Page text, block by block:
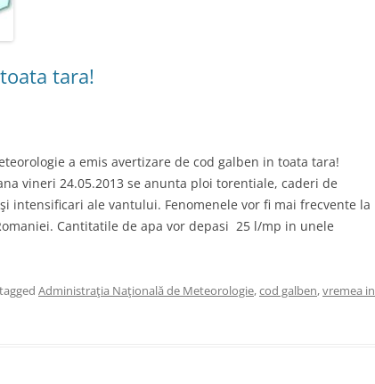
tara!
a emis avertizare de cod galben in toata tara!
vineri 24.05.2013 se anunta ploi torentiale, caderi de
intensificari ale vantului. Fenomenele vor fi mai frecvente la
Cantitatile de apa vor depasi 25 l/mp in unele
Administraţia Naţională de Meteorologie,cod galben,vremea in